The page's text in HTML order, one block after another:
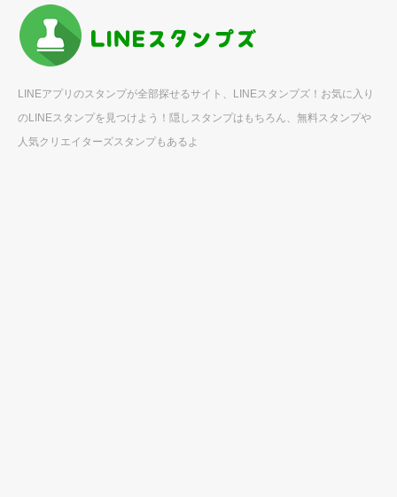
LINEアプリのスタンプが全部探せるサイト、LINEスタンプズ！お気に入り
のLINEスタンプを見つけよう！隠しスタンプはもちろん、無料スタンプや
人気クリエイターズスタンプもあるよ